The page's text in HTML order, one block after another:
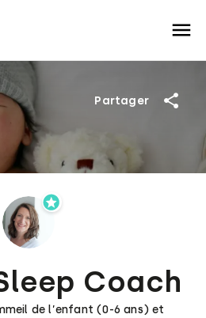
Coach
de l’enfant (0-6 ans) et
Partager